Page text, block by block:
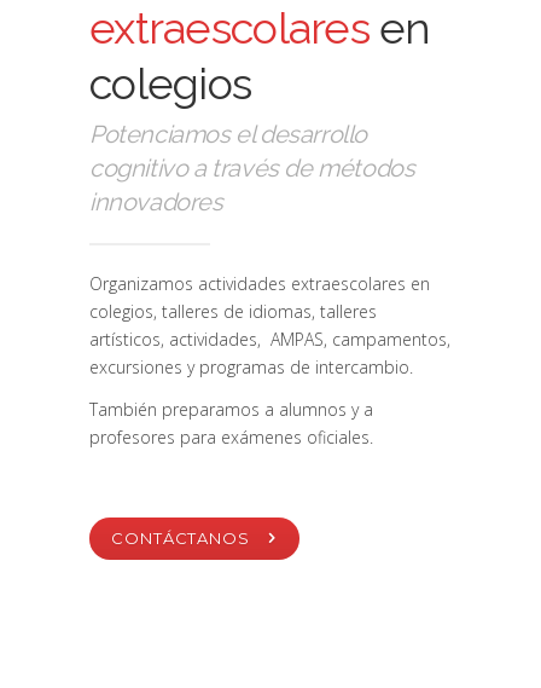
extraescolaresen
colegios
Potenciamos el desarrollo
cognitivo a través de métodos
innovadores
Organizamos actividades extraescolares en
colegios, talleres de idiomas, talleres
artísticos, actividades, AMPAS, campamentos,
excursiones y programas de intercambio.
También preparamos a alumnos y a
profesores para exámenes oficiales.
CONTÁCTANOS